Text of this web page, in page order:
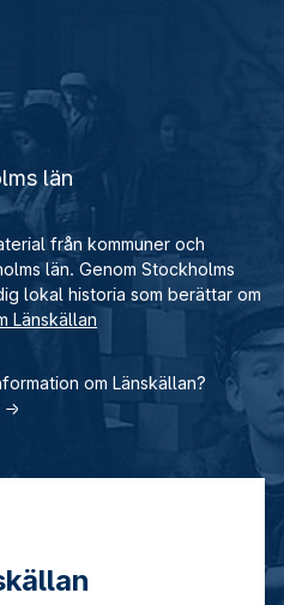
län
från kommuner och
län. Genom Stockholms
lokal historia som berättar om
Länskällan
om Länskällan?
→